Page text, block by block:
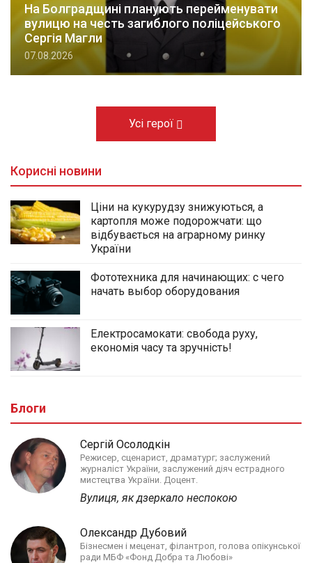
На Болградщині планують перейменувати
вулицю на честь загиблого поліцейського
Сергія Магли
07.08.2026
Усі герої
Корисні новини
Ціни на кукурудзу знижуються, а
картопля може подорожчати: що
відбувається на аграрному ринку
України
Фототехника для начинающих: с чего
начать выбор оборудования
Електросамокати: свобода руху,
економія часу та зручність!
Блоги
Сергій Осолодкін
Режисер, сценарист, драматург; заслужений
журналіст України, заслужений діяч естрадного
мистецтва України. Доцент.
Вулиця, як дзеркало неспокою
Олександр Дубовий
Бізнесмен і меценат, філантроп, голова опікунської
ради МБФ «Фонд Добра та Любові»